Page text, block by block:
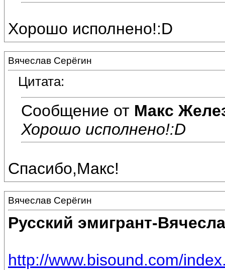
Хорошо исполнено!:D
Вячеслав Серёгин
Цитата:
Сообщение от Макс
Хорошо исполнено!:D
Спасибо,Макс!
Вячеслав Серёгин
Русский эмигрант-
http://www.bisound.com/